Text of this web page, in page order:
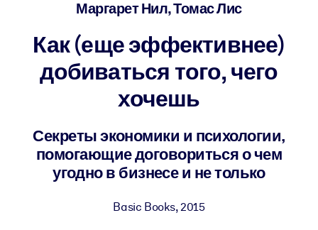
ПО СИСТЕМАМ
Для LMS/LXP
лучших результатов обучения.
Для корпоративных библиотек
Обогатите корпоративную библиотеку надежными и готовыми к
использованию бизнес-знаниями.
Маргарет Нил, Томас Лис
Как (еще эффективнее)
добиваться того, чего
хочешь
Секреты экономики и психологии,
помогающие договориться о чем
угодно в бизнесе и не только
Basic Books,2015